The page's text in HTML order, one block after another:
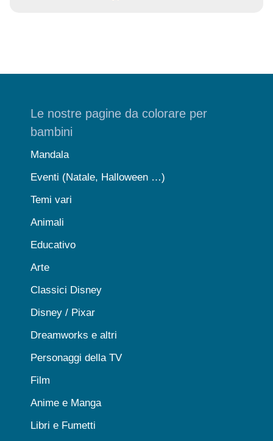
Le nostre pagine da colorare per
bambini
Mandala
Eventi (Natale, Halloween …)
Temi vari
Animali
Educativo
Arte
Classici Disney
Disney / Pixar
Dreamworks e altri
Personaggi della TV
Film
Anime e Manga
Libri e Fumetti